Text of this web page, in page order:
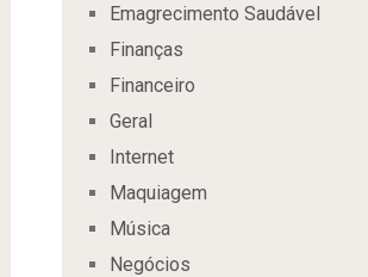
Emagrecimento Saudável
Finanças
Financeiro
Geral
Internet
Maquiagem
Música
Negócios